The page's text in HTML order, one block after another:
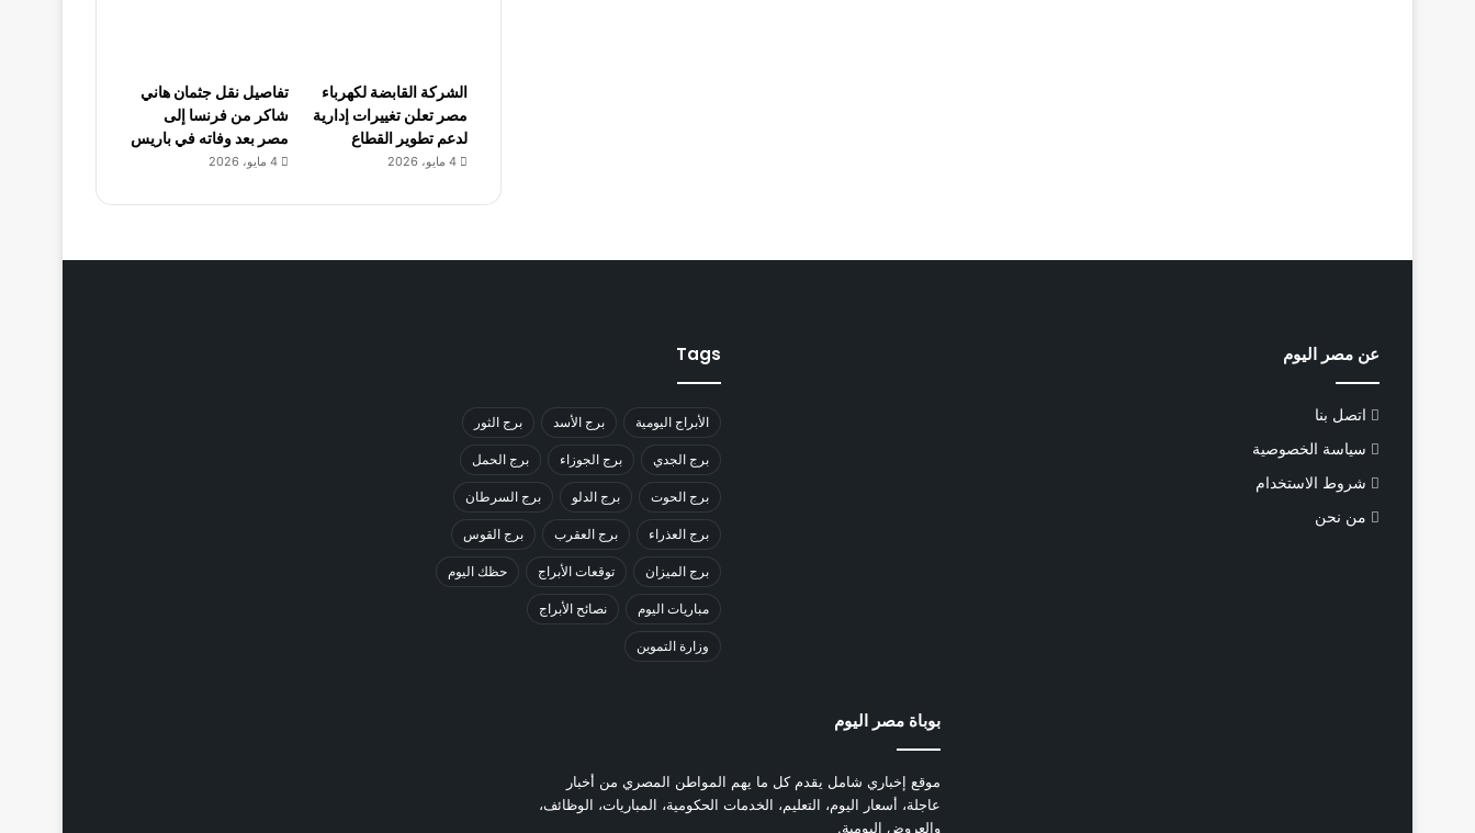
الشركة القابضة لكهرباء
مصر تعلن تغييرات إدارية
لدعم تطوير القطاع
4 مايو، 2026
تفاصيل نقل جثمان هاني
شاكر من فرنسا إلى
مصر بعد وفاته في باريس
4 مايو، 2026
عن مصر اليوم
اتصل بنا
سياسة الخصوصية
شروط الاستخدام
من نحن
Tags
الأبراج اليومية برج الأسد برج الثور
برج الجدي برج الجوزاء برج الحمل
برج الحوت برج الدلو برج السرطان
برج العذراء برج العقرب برج القوس
برج الميزان توقعات الأبراج حظك اليوم
مباريات اليوم نصائح الأبراج
وزارة التموين
بوباة مصر اليوم
موقع إخباري شامل يقدم كل ما يهم المواطن المصري من أخبار
عاجلة، أسعار اليوم، التعليم، الخدمات الحكومية، المباريات، الوظائف،
والعروض اليومية.